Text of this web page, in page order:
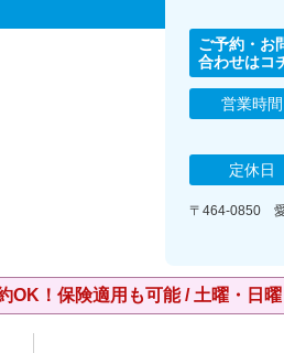
ご予約・お
合わせはコ
営業時間
定休日
〒464-0850 愛
OK！保険適用も可能 / 土曜・日